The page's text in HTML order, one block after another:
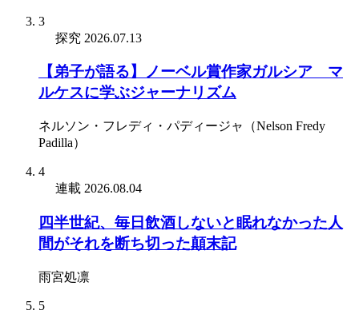
3
探究 2026.07.13
【弟子が語る】ノーベル賞作家ガルシア゠マ
ルケスに学ぶジャーナリズム
ネルソン・フレディ・パディージャ（Nelson Fredy
Padilla）
4
連載 2026.08.04
四半世紀、毎日飲酒しないと眠れなかった人
間がそれを断ち切った顛末記
雨宮処凛
5